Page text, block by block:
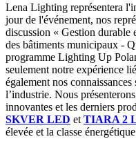
Lena Lighting représentera
jour de l'événement, nos
discussion « Gestion durable
des bâtiments municipaux -
programme Lighting Up
seulement notre expérience
également nos
l’industrie. Nous
innovantes et les derniers
SKVER LED et TIARA 2
élevée et la classe